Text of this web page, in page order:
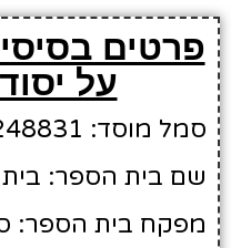
פרטים
על
סמל מוסד: 10248831
שם בית הספר: בית
מפקח בית הספר: